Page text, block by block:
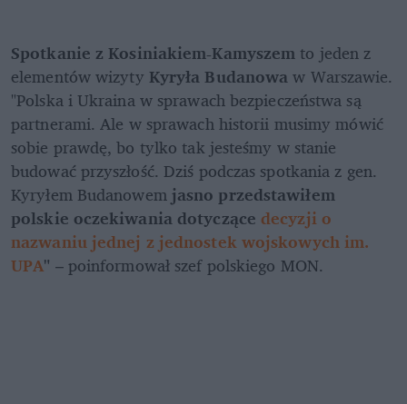
Spotkanie z Kosiniakiem-Kamyszem to jeden z
elementów wizyty Kyryła Budanowa w Warszawie.
"Polska i Ukraina w sprawach bezpieczeństwa są
partnerami. Ale w sprawach historii musimy mówić
sobie prawdę, bo tylko tak jesteśmy w stanie
budować przyszłość. Dziś podczas spotkania z gen.
Kyryłem Budanowem jasno przedstawiłem
polskie oczekiwania dotyczące decyzji o
nazwaniu jednej z jednostek wojskowych im.
UPA" – poinformował szef polskiego MON.